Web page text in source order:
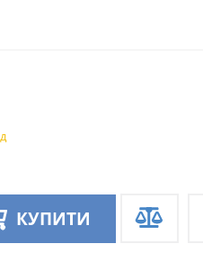
КУПИТИ